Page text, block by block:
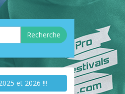
Recherche
et 2026 !!!